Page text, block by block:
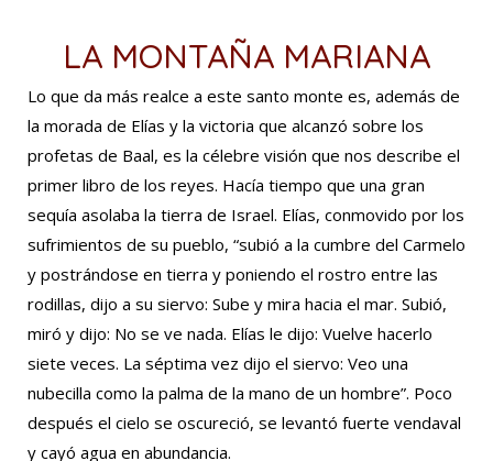
LA MONTAÑA MARIANA
Lo que da más realce a este santo monte es, además de
la morada de Elías y la victoria que alcanzó sobre los
profetas de Baal, es la célebre visión que nos describe el
primer libro de los reyes. Hacía tiempo que una gran
sequía asolaba la tierra de Israel. Elías, conmovido por los
sufrimientos de su pueblo, “subió a la cumbre del Carmelo
y postrándose en tierra y poniendo el rostro entre las
rodillas, dijo a su siervo: Sube y mira hacia el mar. Subió,
miró y dijo: No se ve nada. Elías le dijo: Vuelve hacerlo
siete veces. La séptima vez dijo el siervo: Veo una
nubecilla como la palma de la mano de un hombre”. Poco
después el cielo se oscureció, se levantó fuerte vendaval
y cayó agua en abundancia.